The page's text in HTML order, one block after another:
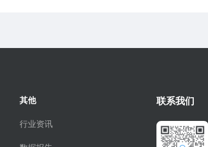
其他
行业资讯
联系我们